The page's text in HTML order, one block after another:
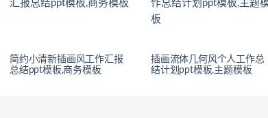
简约小清新插画风工作汇报
总结ppt模板,商务模板
插画流体几何风个人工作总
结计划ppt模板,主题模板